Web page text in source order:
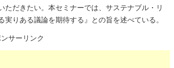
ただきたい。本セミナーでは、サステナブル・リ
りある議論を期待する』との旨を述べている。
ンサーリンク